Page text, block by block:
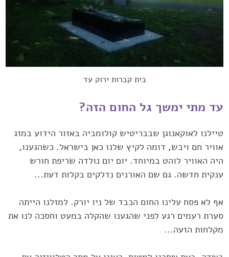
בית קברות ירוק עד
עד מתי ימשך גל החום הזה? ‏
טיילנו לאוקאנוגן שבבריטיש קולומביה באזור הידוע במזג
אוויר חם ויבש, ‏דומה לקיץ שלנו כאן בישראל. כשהגענו,
היה האוויר לוהט במיוחד. יום יום ‏נולדה שריפת חורש
ענקית חדשה. גם שם האורנים נדלקים בקלות דעת..‏.
אף לא פסח עלינו החום הכבד של ניו יורק. למזלנו הייתה
סערת רעמים ‏רגע לפני שהגענו שהקלה במעט וחסכה לנו את
מקלחות הזעה..‏.